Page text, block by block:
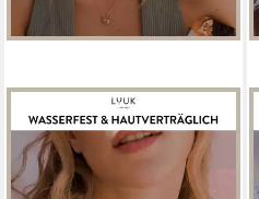
LUUK LIFESTYLE
Freundschaftskette Herz
29,99 € UVP 39,99 €
-25%